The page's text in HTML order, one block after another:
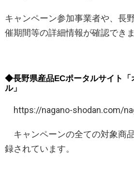
キャンペーン参加事業者や、長
催期間等の詳細情報が確認できま
◆長野県産品ECポータルサイト「
ル」
https://nagano-shodan.com/
キャンペーンの全ての対象商
録されています。